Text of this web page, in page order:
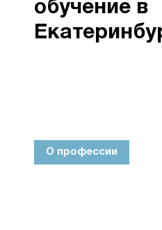
обучение в
О профессии